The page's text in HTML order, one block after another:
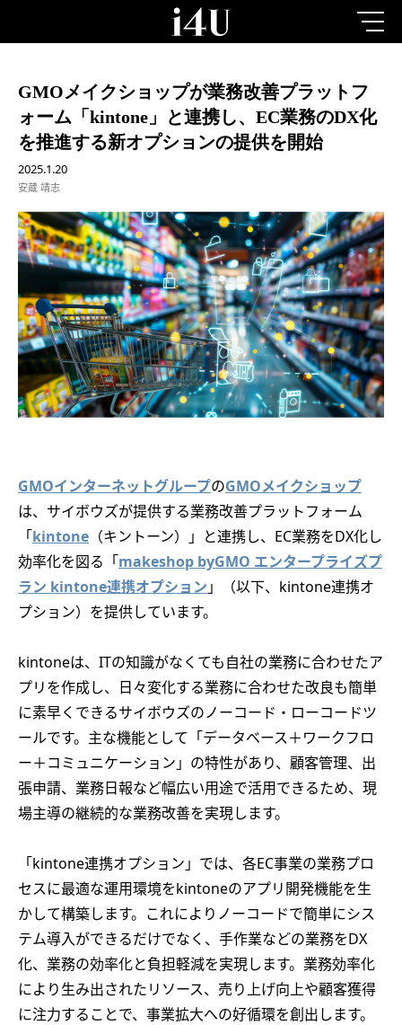
GMOメイクショップが業務改善プラットフ
ォーム「kintone」と連携し、EC業務のDX化
を推進する新オプションの提供を開始
2025.1.20
安蔵 靖志
GMOインターネットグループのGMOメイクショップ
は、サイボウズが提供する業務改善プラットフォーム
「kintone （キントーン）」と連携し、EC業務をDX化し
効率化を図る「makeshop byGMO エンタープライズプ
ラン kintone連携オプション 」（以下、kintone連携オ
プション）を提供しています。
kintoneは、ITの知識がなくても自社の業務に合わせたア
プリを作成し、日々変化する業務に合わせた改良も簡単
に素早くできるサイボウズのノーコード・ローコードツ
ールです。主な機能として「データベース＋ワークフロ
ー＋コミュニケーション」の特性があり、顧客管理、出
張申請、業務日報など幅広い用途で活用できるため、現
場主導の継続的な業務改善を実現します。
「kintone連携オプション」では、各EC事業の業務プロ
セスに最適な運用環境をkintoneのアプリ開発機能を生
かして構築します。これによりノーコードで簡単にシス
テム導入ができるだけでなく、手作業などの業務をDX
化、業務の効率化と負担軽減を実現します。業務効率化
により生み出されたリソース、売り上げ向上や顧客獲得
に注力することで、事業拡大への好循環を創出します。